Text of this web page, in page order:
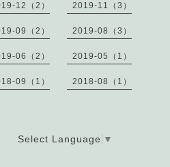
12（2） 2019-11（3）
09（2） 2019-08（3）
06（2） 2019-05（1）
09（1） 2018-08（1）
Select Language ▼